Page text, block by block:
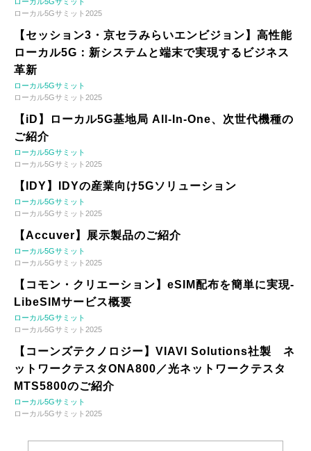
ローカル5Gサミット2025
【セッション3・京セラみらいエンビジョン】高性能
ローカル5G：新システムと端末で実現するビジネス
革新
ローカル5Gサミット
ローカル5Gサミット2025
【iD】ローカル5G基地局 All-In-One、次世代機種の
ご紹介
ローカル5Gサミット
ローカル5Gサミット2025
【IDY】IDYの産業向け5Gソリューション
ローカル5Gサミット
ローカル5Gサミット2025
【Accuver】展示製品のご紹介
ローカル5Gサミット
ローカル5Gサミット2025
【コモン・クリエーション】eSIM配布を簡単に実現-
LibeSIMサービス概要
ローカル5Gサミット
ローカル5Gサミット2025
【コーンズテクノロジー】VIAVI Solutions社製 ネ
ットワークテスタONA800／光ネットワークテスタ
MTS5800のご紹介
ローカル5Gサミット
ローカル5Gサミット2025